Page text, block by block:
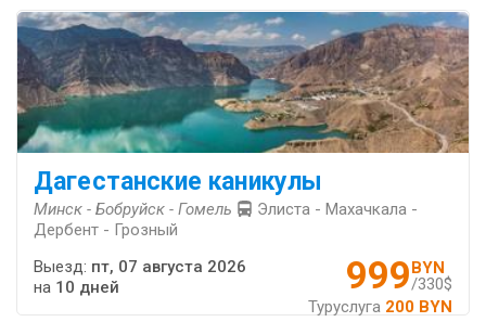
Дагестанские каникулы
Минск - Бобруйск - Гомель
Элиста - Махачкала -
Дербент - Грозный
999BYN
/330$
Туруслуга 200 BYN
Выезд: пт, 07 августа 2026
на 10 дней